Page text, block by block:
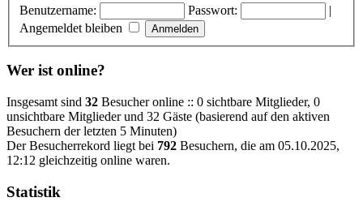
Benutzername: Passwort:
|
Angemeldet bleiben
Wer ist online?
Insgesamt sind 32 Besucher online :: 0 sichtbare Mitglieder, 0
unsichtbare Mitglieder und 32 Gäste (basierend auf den aktiven
Besuchern der letzten 5 Minuten)
Der Besucherrekord liegt bei 792 Besuchern, die am 05.10.2025,
12:12 gleichzeitig online waren.
Statistik